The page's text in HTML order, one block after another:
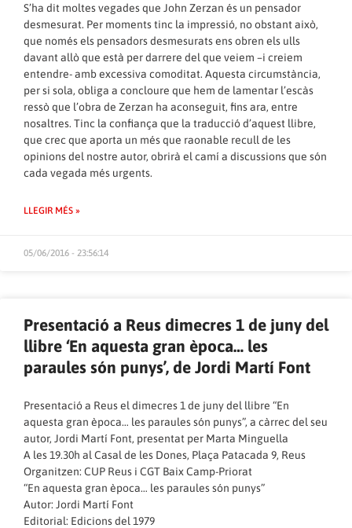
S’ha dit moltes vegades que John Zerzan és un pensador
desmesurat. Per moments tinc la impressió, no obstant això,
que només els pensadors desmesurats ens obren els ulls
davant allò que està per darrere del que veiem –i creiem
entendre- amb excessiva comoditat. Aquesta circumstància,
per si sola, obliga a concloure que hem de lamentar l’escàs
ressò que l’obra de Zerzan ha aconseguit, fins ara, entre
nosaltres. Tinc la confiança que la traducció d’aquest llibre,
que crec que aporta un més que raonable recull de les
opinions del nostre autor, obrirà el camí a discussions que són
cada vegada més urgents.
LLEGIR MÉS »
05/06/2016 - 23:56:14
Presentació a Reus dimecres 1 de juny del
llibre ‘En aquesta gran època… les
paraules són punys’, de Jordi Martí Font
Presentació a Reus el dimecres 1 de juny del llibre “En
aquesta gran època… les paraules són punys”, a càrrec del seu
autor, Jordi Martí Font, presentat per Marta Minguella
A les 19.30h al Casal de les Dones, Plaça Patacada 9, Reus
Organitzen: CUP Reus i CGT Baix Camp-Priorat
“En aquesta gran època… les paraules són punys”
Autor: Jordi Martí Font
Editorial: Edicions del 1979